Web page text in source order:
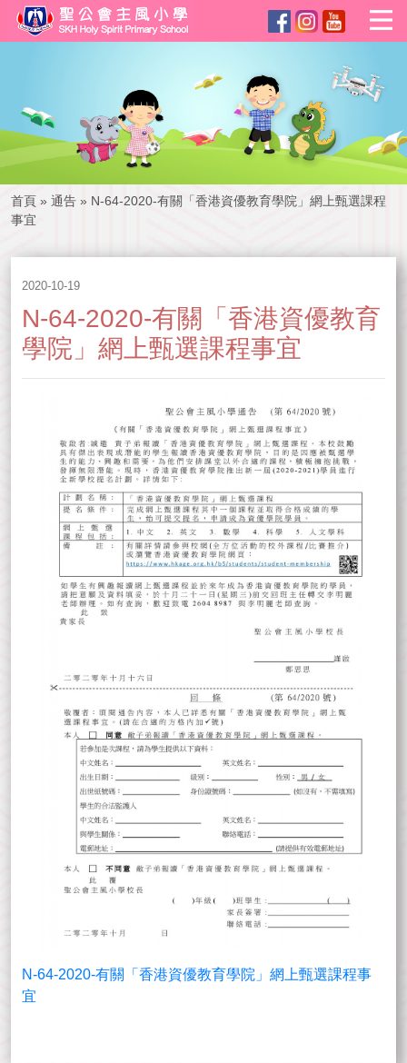
首頁 » 通告 » N-64-2020-有關「香港資優教育學院」網上甄選課程
事宜
2020-10-19
N-64-2020-有關「香港資優教育
學院」網上甄選課程事宜
N-64-2020-有關「香港資優教育學院」網上甄選課程事
宜